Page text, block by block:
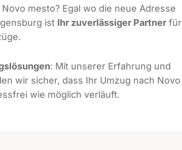
mesto? Egal wo die neue Adresse
ist Ihr zuverlässiger Partner für
: Mit unserer Erfahrung und
wir sicher, dass Ihr Umzug nach Novo
wie möglich verläuft.